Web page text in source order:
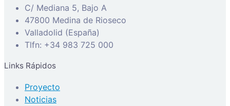
C/ Mediana 5, Bajo A
47800 Medina de Rioseco
Valladolid (España)
Tlfn: +34 983 725 000
Links Rápidos
Proyecto
Noticias